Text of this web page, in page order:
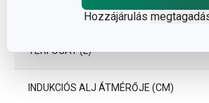
Hozzájárulás
A TERMÉK MAGASSÁGA (CM)
TÉRFOGAT (L)
INDUKCIÓS ALJ ÁTMÉRŐJE (CM)